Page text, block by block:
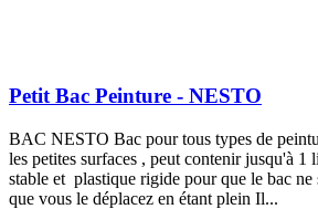
Petit Bac Peinture - NESTO
BAC NESTO Bac pour tous types de
les petites surfaces , peut contenir jusqu'à 1
stable et plastique rigide pour que le bac ne
que vous le déplacez en étant plein Il...